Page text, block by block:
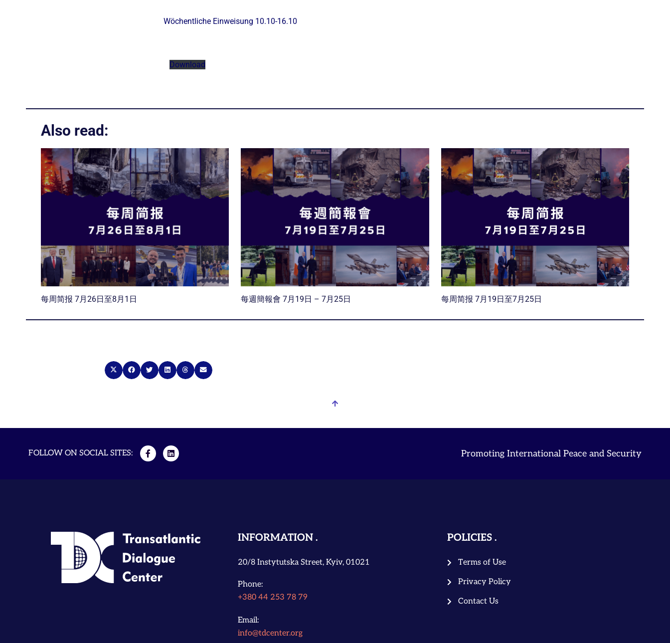
Wöchentliche Einweisung 10.10-16.10
Download
Also read:
每周简报 7月26日至8月1日 每週簡報會 7月19日 – 7月25日 每周简报 7月19日至7月25日
FOLLOW ON SOCIAL SITES: Promoting International Peace and Security
INFORMATION
20/8 Instytutska Street, Kyiv, 01021
Phone:
+380 44 253 78 79
Email:
info@tdcenter.org
POLICIES
Terms of Use
Privacy Policy
Contact Us